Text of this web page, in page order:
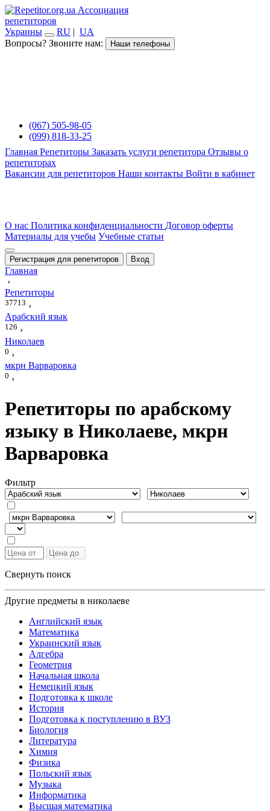
Ассоциация
репетиторов
Украины
RU | UA
Вопросы? Звоните нам:
Наши телефоны
(067) 505-98-05
(099) 818-33-25
Главная Репетиторы Заказать услуги репетитора Отзывы о
репетиторах
Вакансии для репетиторов Наши контакты Войти в кабинет
О нас Политика конфиденциальности Договор оферты
Материалы для учебы Учебные статьи
Регистрация для репетиторов Вход
Главная
›
Репетиторы
37713 ›
Арабский язык
126 ›
Николаев
0 ›
мкрн Варваровка
0 ›
Репетиторы по арабскому
языку в Николаеве, мкрн
Варваровка
Фильтр
Свернуть поиск
Другие предметы в николаеве
Английский язык
Математика
Украинский язык
Алгебра
Геометрия
Начальная школа
Немецкий язык
Подготовка к школе
История
Подготовка к поступлению в ВУЗ
Биология
Литература
Химия
Физика
Польский язык
Музыка
Информатика
Высшая математика